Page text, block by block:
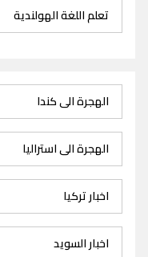
تعلم اللغة الهولندية
الهجرة الى كندا
الهجرة الى استراليا
اخبار تركيا
اخبار السويد